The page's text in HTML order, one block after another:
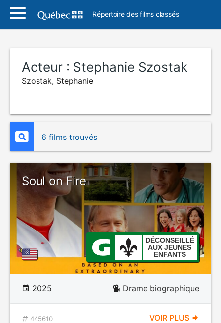
Répertoire des films classés
Acteur : Stephanie Szostak
Szostak, Stephanie
6 films trouvés
Soul on Fire
DÉCONSEILLÉ
AUX JEUNES
ENFANTS
2025 Drame biographique
445610 VOIR PLUS